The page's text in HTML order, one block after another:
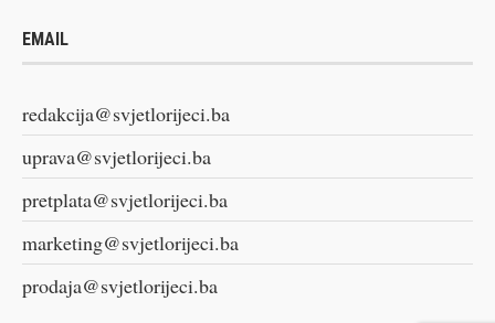
EMAIL
redakcija@svjetlorijeci.ba
uprava@svjetlorijeci.ba
pretplata@svjetlorijeci.ba
marketing@svjetlorijeci.ba
prodaja@svjetlorijeci.ba